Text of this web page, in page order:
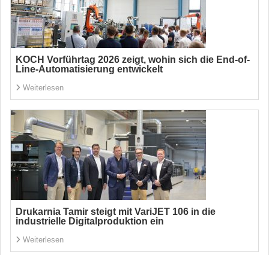
KOCH Vorführtag 2026 zeigt, wohin sich die End-of-
Line-Automatisierung entwickelt
Weiterlesen
Drukarnia Tamir steigt mit VariJET 106 in die
industrielle Digitalproduktion ein
Weiterlesen